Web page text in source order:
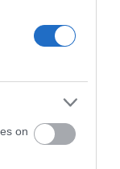
on
Duna TV
előzetes
Gundel Takács Gábor
hazai sorozat